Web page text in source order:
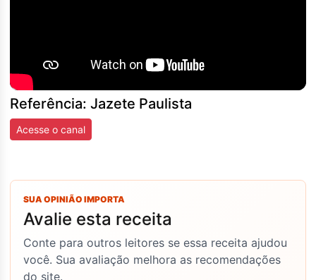
Referência: Jazete Paulista
Acesse o canal
SUA OPINIÃO IMPORTA
Avalie esta receita
Conte para outros leitores se essa receita ajudou
você. Sua avaliação melhora as recomendações
do site.